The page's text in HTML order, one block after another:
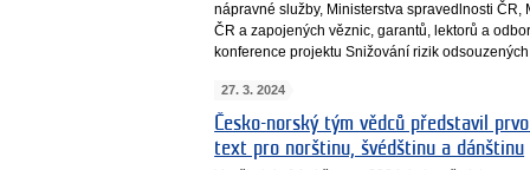
nápravné služby, Ministerstva spravedlnosti
ČR a zapojených věznic, garantů, lektorů a
konference projektu Snižování rizik
27. 3. 2024
Česko-norský tým vědců představil
text pro norštinu, švédštinu a dánštinu